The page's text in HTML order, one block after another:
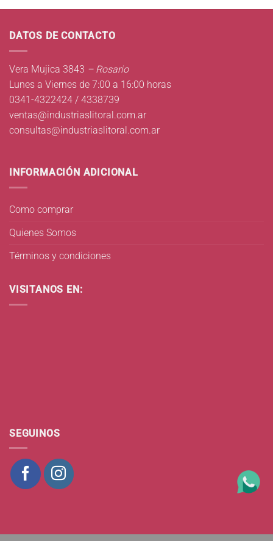
DATOS DE CONTACTO
Vera Mujica 3843 – Rosario
Lunes a Viernes de 7:00 a 16:00 horas
0341-4322424 / 4338739
ventas@industriaslitoral.com.ar
consultas@industriaslitoral.com.ar
INFORMACIÓN ADICIONAL
Como comprar
Quienes Somos
Términos y condiciones
VISITANOS EN:
SEGUINOS